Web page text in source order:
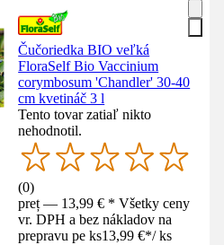
Čučoriedka BIO veľká
FloraSelf Bio Vaccinium
corymbosum 'Chandler' 30-40
cm kvetináč 3 l
Tento tovar zatiaľ nikto
nehodnotil.
(0)
preț — 13,99 € * Všetky ceny
vr. DPH a bez nákladov na
prepravu pe ks13,99 €*/ ks